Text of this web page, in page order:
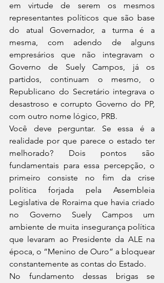
em virtude de serem os mesmos
representantes políticos que são base
do atual Governador, a turma é a
mesma, com adendo de alguns
empresários que não integravam o
Governo de Suely Campos, já os
partidos, continuam o mesmo, o
Republicano do Secretário integrava o
desastroso e corrupto Governo do PP,
com outro nome lógico, PRB.
Você deve perguntar. Se essa é a
realidade por que parece o estado ter
melhorado? Dois pontos são
fundamentais para essa percepção, o
primeiro consiste no fim da crise
política forjada pela Assembleia
Legislativa de Roraima que havia criado
no Governo Suely Campos um
ambiente de muita insegurança política
que levaram ao Presidente da ALE na
época, o “Menino de Ouro” a bloquear
constantemente as contas do Estado.
No fundamento dessas brigas se